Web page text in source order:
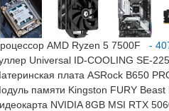
AMD Ryzen 5 7500F
-
Universal ID-COOLING SE-
плата ASRock B650
памяти Kingston FURY
NVIDIA 8GB MSI RTX